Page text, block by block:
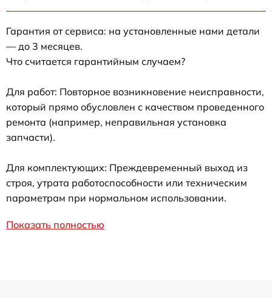
Гарантия от сервиса: на установленные нами детали
— до 3 месяцев.
Что считается гарантийным случаем?
Для работ: Повторное возникновение неисправности,
который прямо обусловлен с качеством проведенного
ремонта (например, неправильная установка
запчасти).
Для комплектующих: Преждевременный выход из
строя, утрата работоспособности или техническим
параметрам при нормальном использовании.
Показать полностью